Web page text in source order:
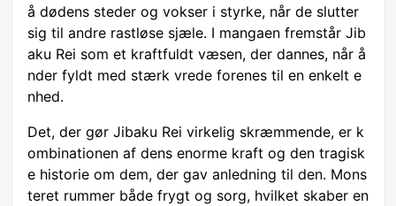
å dødens steder og vokser i styrke, når de slutter
sig til andre rastløse sjæle. I mangaen fremstår Jib
aku Rei som et kraftfuldt væsen, der dannes, når å
nder fyldt med stærk vrede forenes til en enkelt e
nhed.
Det, der gør Jibaku Rei virkelig skræmmende, er k
ombinationen af dens enorme kraft og den tragisk
e historie om dem, der gav anledning til den. Mons
teret rummer både frygt og sorg, hvilket skaber en